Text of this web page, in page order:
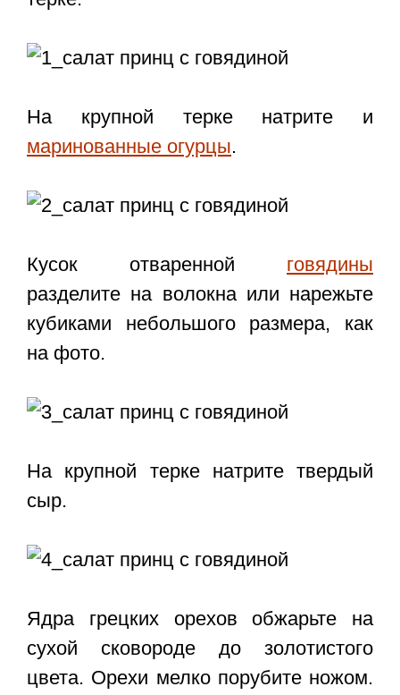
На крупной терке натрите и
маринованные огурцы.
Кусок отваренной говядины
разделите на волокна или нарежьте
кубиками небольшого размера, как
на фото.
На крупной терке натрите твердый
сыр.
Ядра грецких орехов обжарьте на
сухой сковороде до золотистого
цвета. Орехи мелко порубите ножом.